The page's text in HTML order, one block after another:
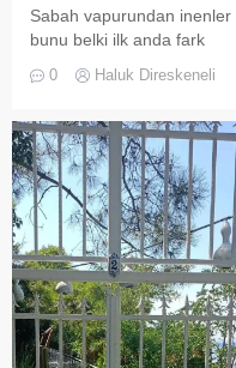
Sabah vapurundan inenler
bunu belki ilk anda fark
Büyükada’yı elli, altmış yıldır
ve adımları değişti
0 Haluk Direskeneli